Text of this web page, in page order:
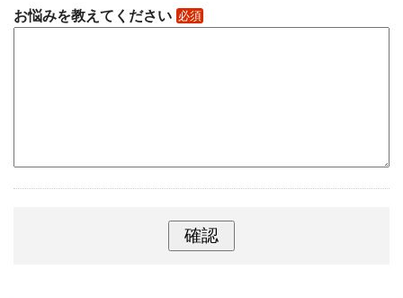
お悩みを教えてください 必須